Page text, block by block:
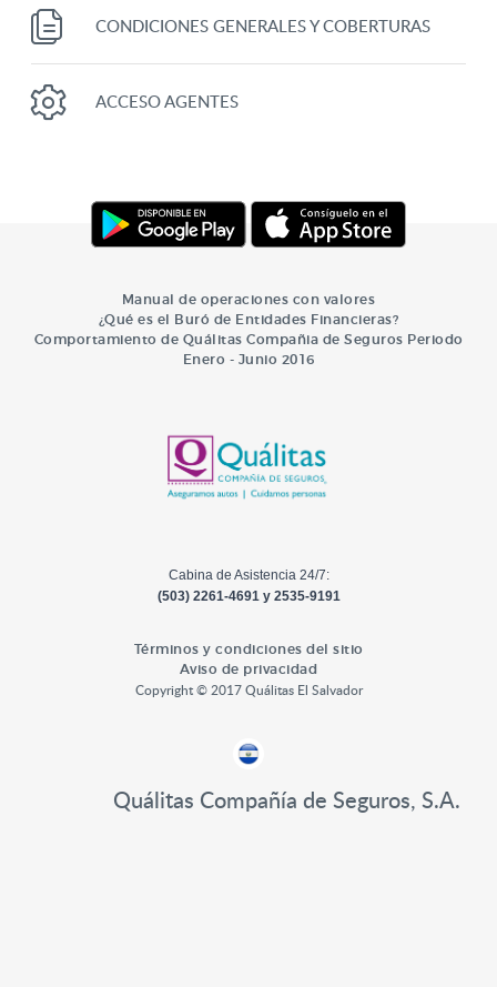
CONDICIONES GENERALES Y COBERTURAS
ACCESO AGENTES
Manual de operaciones con valores
¿Qué es el Buró de Entidades Financieras?
Comportamiento de Quálitas Compañia de Seguros Periodo
Enero - Junio 2016
Cabina de Asistencia 24/7:
(503) 2261-4691 y 2535-9191
Términos y condiciones del sitio
Aviso de privacidad
Copyright © 2017 Quálitas El Salvador
Quálitas Compañía de Seguros, S.A.